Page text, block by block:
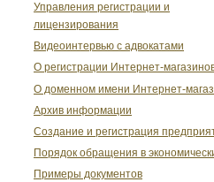
Управления регистрации и
лицензирования
Видеоинтервью с адвокатами
О регистрации Интернет-
О доменном имени Интернет-
Архив информации
Создание и регистрация
Порядок обращения в
Примеры документов